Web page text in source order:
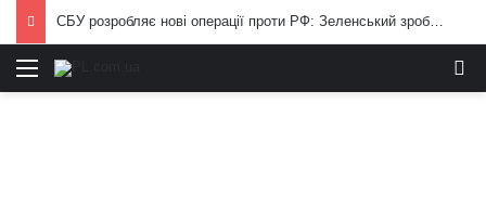
СБУ розробляє нові операції проти РФ: Зеленський зробив важливу заяву
Меню